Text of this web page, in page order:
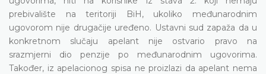
prebivalište na teritoriji BiH, ukoliko međunarodnim
ugovorom nije drugačije uređeno. Ustavni sud zapaža da u
konkretnom slučaju apelant nije ostvario pravo na
srazmjerni dio penzije po međunarodnim ugovorima.
Također, iz apelacionog spisa ne proizlazi da apelant nema